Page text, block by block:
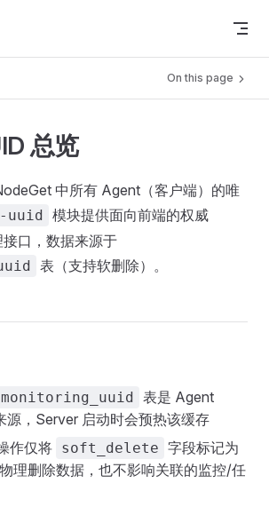
On this page
总览
中所有 Agent（客户端）的唯
uuid 模块提供面向前端的权威
口，数据来源于
表（支持软删除）。
monitoring_uuid 表是 Agent
源，Server 启动时会预热该缓存
作仅将 soft_delete 字段标记为
物理删除数据，也不影响关联的监控/任